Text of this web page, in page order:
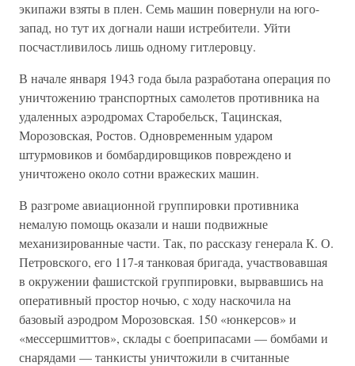
экипажи взяты в плен. Семь машин повернули на юго-
запад, но тут их догнали наши истребители. Уйти
посчастливилось лишь одному гитлеровцу.
В начале января 1943 года была разработана операция по
уничтожению транспортных самолетов противника на
удаленных аэродромах Старобельск, Тацинская,
Морозовская, Ростов. Одновременным ударом
штурмовиков и бомбардировщиков повреждено и
уничтожено около сотни вражеских машин.
В разгроме авиационной группировки противника
немалую помощь оказали и наши подвижные
механизированные части. Так, по рассказу генерала К. О.
Петровского, его 117-я танковая бригада, участвовавшая
в окружении фашистской группировки, вырвавшись на
оперативный простор ночью, с ходу наскочила на
базовый аэродром Морозовская. 150 «юнкерсов» и
«мессершмиттов», склады с боеприпасами — бомбами и
снарядами — танкисты уничтожили в считанные